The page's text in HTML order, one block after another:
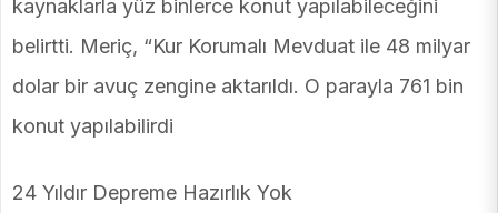
kaynaklarla yüz binlerce konut yapılabileceğini
belirtti. Meriç, “Kur Korumalı Mevduat ile 48 milyar
dolar bir avuç zengine aktarıldı. O parayla 761 bin
konut yapılabilirdi
24 Yıldır Depreme Hazırlık Yok